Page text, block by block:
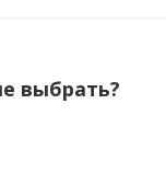
выбрать?